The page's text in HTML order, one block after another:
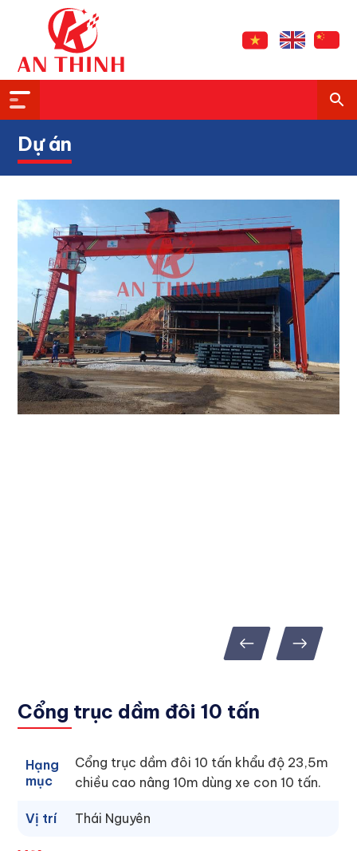
Dự án
Cổng trục dầm đôi 10 tấn
Hạng
mục
Cổng trục dầm đôi 10 tấn khẩu độ 23,5m
chiều cao nâng 10m dùng xe con 10 tấn.
Vị trí Thái Nguyên